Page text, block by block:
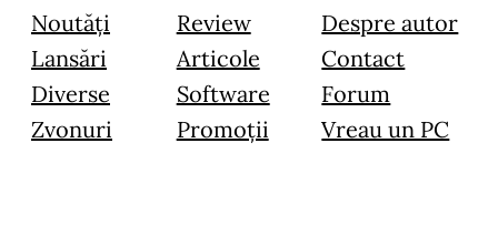
Noutăți
Lansări
Diverse
Zvonuri
Review
Articole
Software
Promoții
Despre autor
Contact
Forum
Vreau un PC